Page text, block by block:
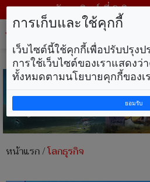
วันอาทิตย์ ที่ 9 สิงหา
หน้าแรก/โลกธุรกิจ
การเก็บและใช้คุกกี้
เว็บไซต์นี้ใช้คุกกี้เพื่อปรับปรุง
การใช้เว็บไซต์ของเราแสดง
ทั้งหมดตามนโยบายคุกกี้ของเ
ยอมรับ